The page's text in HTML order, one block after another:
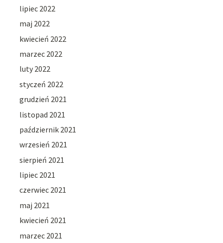
lipiec 2022
maj 2022
kwiecień 2022
marzec 2022
luty 2022
styczeń 2022
grudzień 2021
listopad 2021
październik 2021
wrzesień 2021
sierpień 2021
lipiec 2021
czerwiec 2021
maj 2021
kwiecień 2021
marzec 2021